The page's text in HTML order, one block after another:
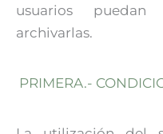
usuarios
archivarlas.
PRIMERA.-